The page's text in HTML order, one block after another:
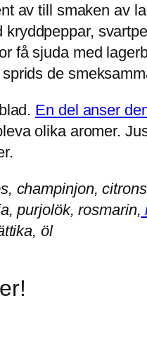
av till smaken av
kryddpeppar,
få sjuda med
de
En del anser
olika aromer.
champinjon,
purjolök, rosmarin,
öl